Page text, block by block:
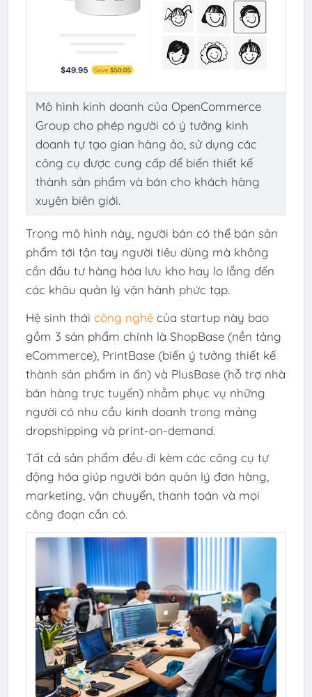
Mô hình kinh doanh của OpenCommerce
Group cho phép người có ý tưởng kinh
doanh tự tạo gian hàng ảo, sử dụng các
công cụ được cung cấp để biến thiết kế
thành sản phẩm và bán cho khách hàng
xuyên biên giới.
Trong mô hình này, người bán có thể bán sản
phẩm tới tận tay người tiêu dùng mà không
cần đầu tư hàng hóa lưu kho hay lo lắng đến
các khâu quản lý vận hành phức tạp.
Hệ sinh thái công nghệcủa startup này bao
gồm 3 sản phẩm chính là ShopBase (nền tảng
eCommerce), PrintBase (biến ý tưởng thiết kế
thành sản phẩm in ấn) và PlusBase (hỗ trợ nhà
bán hàng trực tuyến) nhằm phục vụ những
người có nhu cầu kinh doanh trong mảng
dropshipping và print-on-demand.
Tất cả sản phẩm đều đi kèm các công cụ tự
động hóa giúp người bán quản lý đơn hàng,
marketing, vận chuyển, thanh toán và mọi
công đoạn cần có.